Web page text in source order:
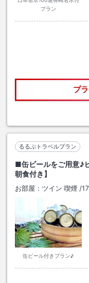
プラン
プ
るるぶトラベルプラン
■缶ビールをご用意♪
朝食付き】
お部屋： ツイン 喫煙 /
缶ビール付きプラン♪